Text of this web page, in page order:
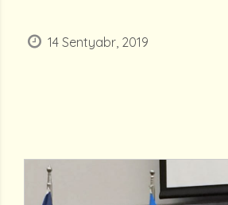
14 Sentyabr, 2019